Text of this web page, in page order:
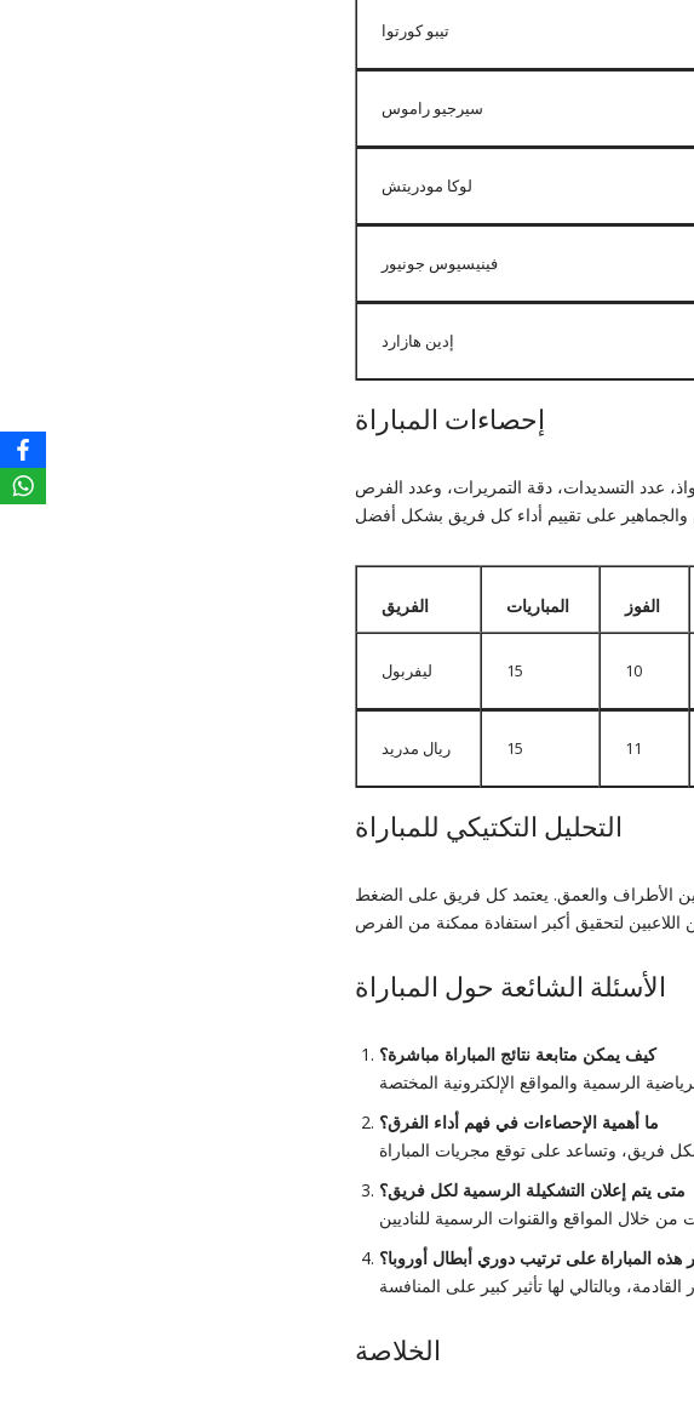
تيبو كورتوا
سيرجيو راموس
لوكا مودريتش
فينيسيوس جونيور
إدين هازارد
إحصاءات المباراة
عدد التسديدات، دقة التمريرات، وعدد الفرص
الفريق المباريات الفوز
ليفربول 15 10
ريال مدريد 15 11
التحليل التكتيكي للمباراة
الأطراف والعمق. يعتمد كل فريق على الضغط
الأسئلة الشائعة حول المباراة
كيف يمكن متابعة نتائج المباراة مباشرة؟
ما أهمية الإحصاءات في فهم أداء الفرق؟
متى يتم إعلان التشكيلة الرسمية لكل فريق؟
هذه المباراة على ترتيب دوري أبطال أوروبا؟
الخلاصة